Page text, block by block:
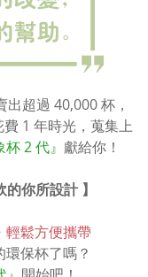
超過 40,000 杯，
1 年時光，蒐集上
杯 2 代』 獻給你！
你所設計 】
輕鬆方便攜帶
保杯了嗎？